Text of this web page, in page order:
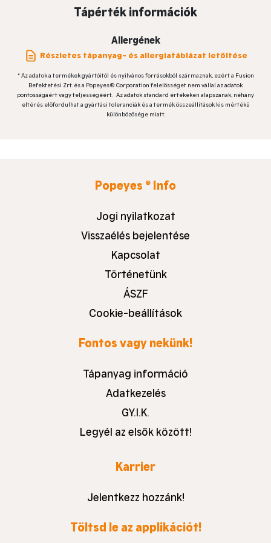
Tápérték információk
Allergének
Részletes tápanyag- és allergiatáblázat letöltése
* Az adatok a termékek gyártóitól és nyilvános forrásokból származnak, ezért a Fusion
Befektetési Zrt. és a Popeyes® Corporation felelősséget nem vállal az adatok
pontosságáért vagy teljességéért. Az adatok standard értékeken alapszanak, néhány
eltérés előfordulhat a gyártási toleranciák és a termék összeállítások kis mértékű
különbözősége miatt.
Popeyes ® Info
Jogi nyilatkozat
Visszaélés bejelentése
Kapcsolat
Történetünk
ÁSZF
Cookie-beállítások
Fontos vagy nekünk!
Tápanyag információ
Adatkezelés
GY.I.K.
Legyél az elsők között!
Karrier
Jelentkezz hozzánk!
Töltsd le az applikációt!